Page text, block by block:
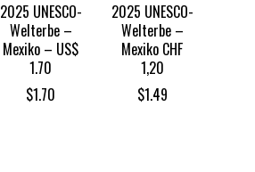
2025 UNESCO-
Welterbe –
Mexiko – US$
1.70
$1.70
2025 UNESCO-
Welterbe –
Mexiko CHF
1,20
$1.49